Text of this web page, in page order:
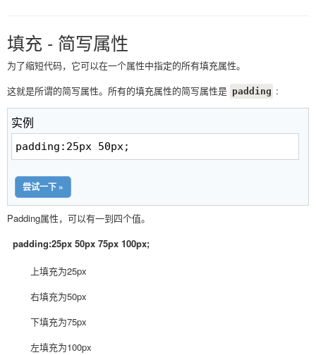
填充 - 简写属性
为了缩短代码，它可以在一个属性中指定的所有填充属性。
这就是所谓的简写属性。所有的填充属性的简写属性是 padding :
实例
padding:25px 50px;
尝试一下 »
Padding属性，可以有一到四个值。
padding:25px 50px 75px 100px;
上填充为25px
右填充为50px
下填充为75px
左填充为100px